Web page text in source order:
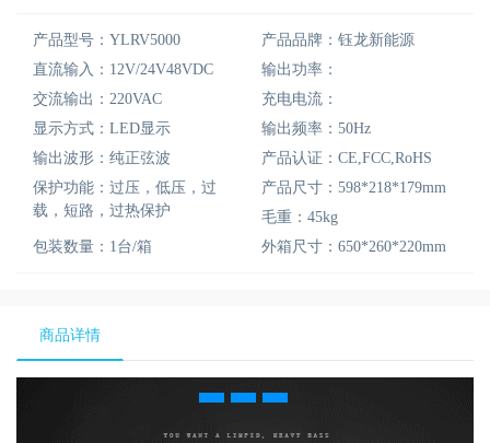
产品型号：YLRV5000
产品品牌：钰龙新能源
直流输入：12V/24V48VDC
输出功率：
交流输出：220VAC
充电电流：
显示方式：LED显示
输出频率：50Hz
输出波形：纯正弦波
产品认证：CE,FCC,RoHS
保护功能：过压，低压，过
载，短路，过热保护
产品尺寸：598*218*179mm
毛重：45kg
包装数量：1台/箱
外箱尺寸：650*260*220mm
商品详情